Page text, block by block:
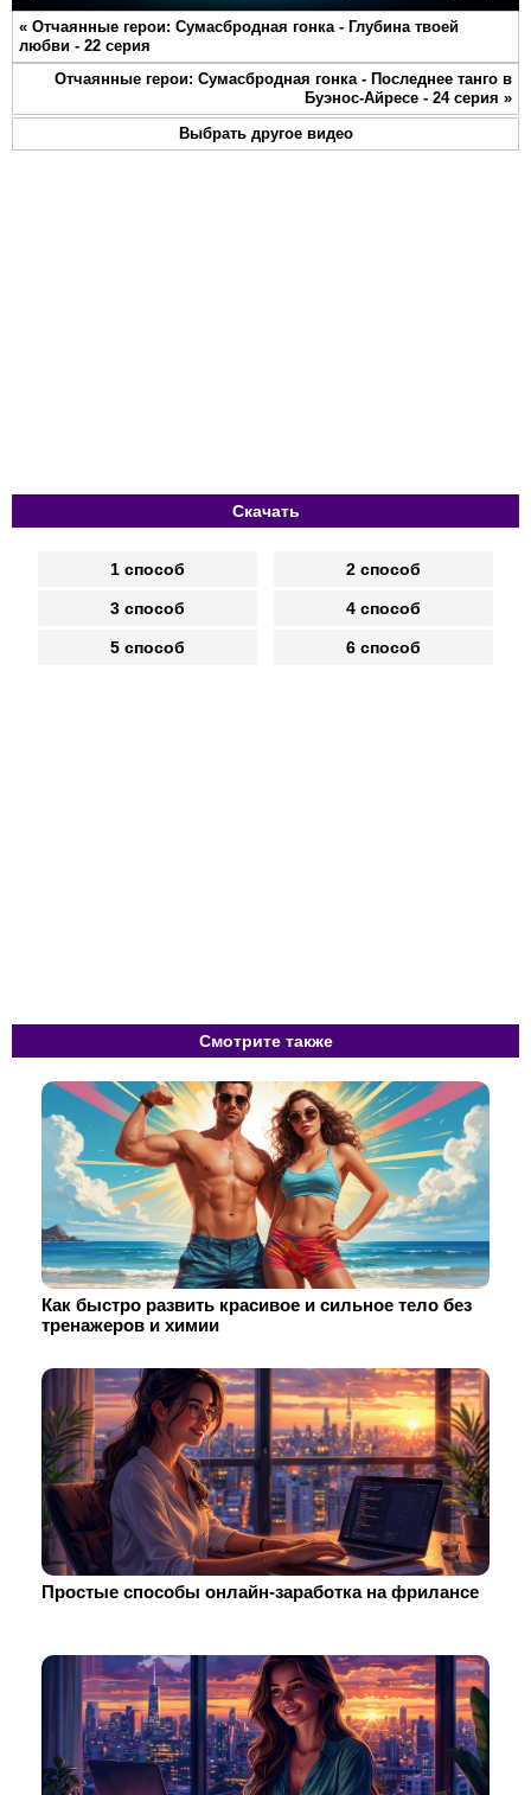
Play Mute Settings
« Отчаянные герои: Сумасбродная гонка - Глубина твоей
любви - 22 серия
Отчаянные герои: Сумасбродная гонка - Последнее танго в
Буэнос-Айресе - 24 серия »
Выбрать другое видео
Скачать
1 способ 2 способ
3 способ 4 способ
5 способ 6 способ
Смотрите также
Как быстро развить красивое и сильное тело без
тренажеров и химии
Простые способы онлайн-заработка на фрилансе